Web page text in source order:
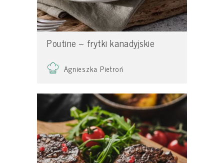
Poutine – frytki kanadyjskie
Agnieszka Pietroń